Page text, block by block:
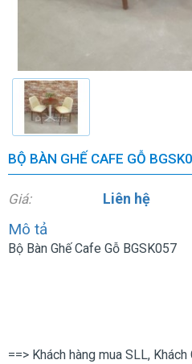
BỘ BÀN GHẾ CAFE GỖ
Giá: Liên hệ
Mô tả
Bộ Bàn Ghế Cafe Gỗ BGSK057
==> Khách hàng mua SLL,